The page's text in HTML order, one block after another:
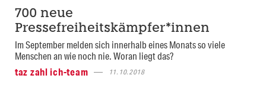
700 neue
Pressefreiheitskämpfer*innen
Im September melden sich innerhalb eines Monats so viele
Menschen an wie noch nie. Woran liegt das?
taz zahl ich-team
11.10.2018